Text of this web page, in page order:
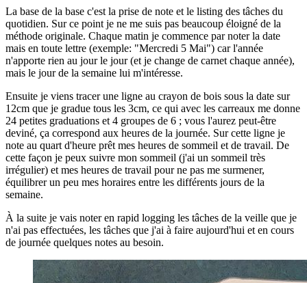
La base de la base c'est la prise de note et le listing des tâches du
quotidien. Sur ce point je ne me suis pas beaucoup éloigné de la
méthode originale. Chaque matin je commence par noter la date
mais en toute lettre (exemple: "Mercredi 5 Mai") car l'année
n'apporte rien au jour le jour (et je change de carnet chaque année),
mais le jour de la semaine lui m'intéresse.
Ensuite je viens tracer une ligne au crayon de bois sous la date sur
12cm que je gradue tous les 3cm, ce qui avec les carreaux me donne
24 petites graduations et 4 groupes de 6 ; vous l'aurez peut-être
deviné, ça correspond aux heures de la journée. Sur cette ligne je
note au quart d'heure prêt mes heures de sommeil et de travail. De
cette façon je peux suivre mon sommeil (j'ai un sommeil très
irrégulier) et mes heures de travail pour ne pas me surmener,
équilibrer un peu mes horaires entre les différents jours de la
semaine.
À la suite je vais noter en rapid logging les tâches de la veille que je
n'ai pas effectuées, les tâches que j'ai à faire aujourd'hui et en cours
de journée quelques notes au besoin.